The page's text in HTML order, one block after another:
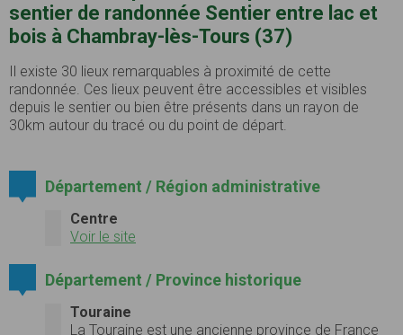
sentier de randonnée Sentier entre lac et
bois à Chambray-lès-Tours (37)
Il existe 30 lieux remarquables à proximité de cette
randonnée. Ces lieux peuvent être accessibles et visibles
depuis le sentier ou bien être présents dans un rayon de
30km autour du tracé ou du point de départ.
Département / Région administrative
Centre
Voir le site
Département / Province historique
Touraine
La Touraine est une ancienne province de France